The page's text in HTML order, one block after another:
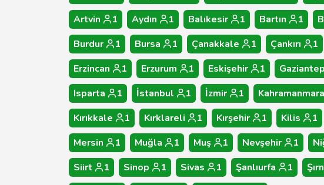
Artvin
1 Aydın 1 Balıkesir 1 Bartın 1
Burdur
1 Bursa 1 Çanakkale 1 Çankırı 1
Erzincan
1 Erzurum 1 Eskişehir 1 Gaziantep
Isparta
1 İstanbul 1 İzmir 1
Kırıkkale
1 Kırklareli 1 Kırşehir 1 Kilis 1
Mersin
1 Muğla 1 Muş 1 Nevşehir 1
Siirt
1 Sinop 1 Sivas 1 Şanlıurfa 1